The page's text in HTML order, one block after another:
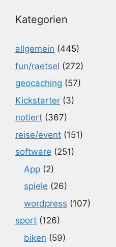
Kategorien
allgemein (445)
fun/raetsel (272)
geocaching (57)
Kickstarter (3)
notiert (367)
reise/event (151)
software (251)
App (2)
spiele (26)
wordpress (107)
sport (126)
biken (59)